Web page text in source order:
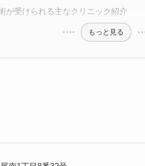
が受けられる主なクリニック紹介
もっと見る